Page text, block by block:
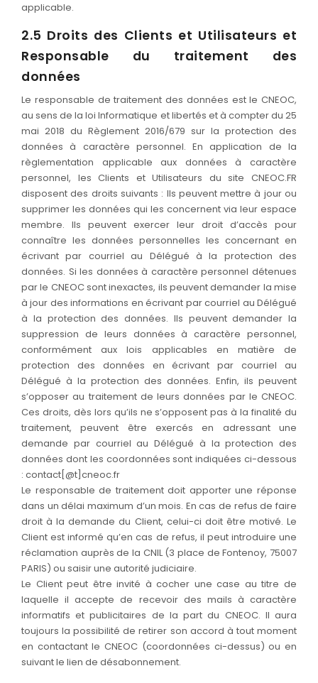
applicable.
2.5 Droits des Clients et Utilisateurs et
Responsable du traitement des
données
Le responsable de traitement des données est le CNEOC,
au sens de la loi Informatique et libertés et à compter du 25
mai 2018 du Règlement 2016/679 sur la protection des
données à caractère personnel. En application de la
règlementation applicable aux données à caractère
personnel, les Clients et Utilisateurs du site CNEOC.FR
disposent des droits suivants : Ils peuvent mettre à jour ou
supprimer les données qui les concernent via leur espace
membre. Ils peuvent exercer leur droit d’accès pour
connaître les données personnelles les concernant en
écrivant par courriel au Délégué à la protection des
données. Si les données à caractère personnel détenues
par le CNEOC sont inexactes, ils peuvent demander la mise
à jour des informations en écrivant par courriel au Délégué
à la protection des données. Ils peuvent demander la
suppression de leurs données à caractère personnel,
conformément aux lois applicables en matière de
protection des données en écrivant par courriel au
Délégué à la protection des données. Enfin, ils peuvent
s’opposer au traitement de leurs données par le CNEOC.
Ces droits, dès lors qu’ils ne s’opposent pas à la finalité du
traitement, peuvent être exercés en adressant une
demande par courriel au Délégué à la protection des
données dont les coordonnées sont indiquées ci-dessous
: contact[@t]cneoc.fr
Le responsable de traitement doit apporter une réponse
dans un délai maximum d’un mois. En cas de refus de faire
droit à la demande du Client, celui-ci doit être motivé. Le
Client est informé qu’en cas de refus, il peut introduire une
réclamation auprès de la CNIL (3 place de Fontenoy, 75007
PARIS) ou saisir une autorité judiciaire.
Le Client peut être invité à cocher une case au titre de
laquelle il accepte de recevoir des mails à caractère
informatifs et publicitaires de la part du CNEOC. Il aura
toujours la possibilité de retirer son accord à tout moment
en contactant le CNEOC (coordonnées ci-dessus) ou en
suivant le lien de désabonnement.